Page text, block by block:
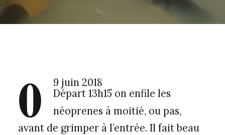
0
9 juin 2018
Départ 13h15 on enfile les
néoprenes à moitié, ou pas,
avant de grimper à l’entrée. Il fait beau